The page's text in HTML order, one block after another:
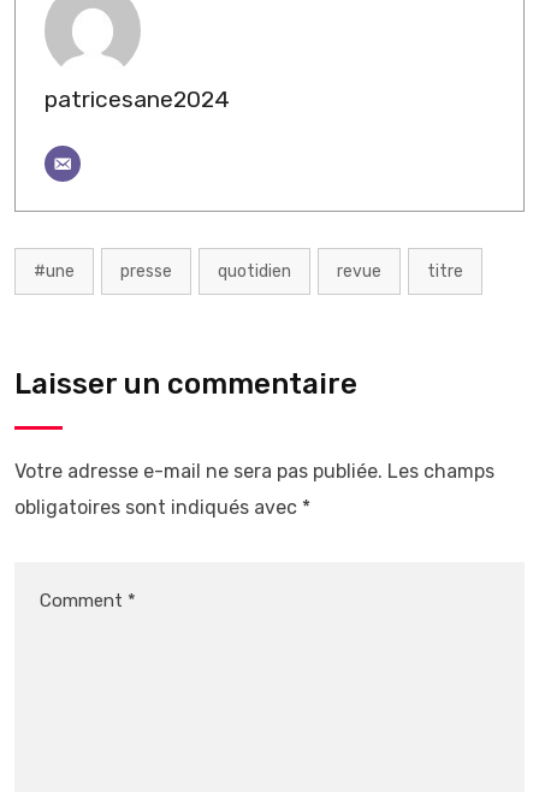
patricesane2024
#une presse quotidien revue titre
Laisser un commentaire
Votre adresse e-mail ne sera pas publiée. Les champs
obligatoires sont indiqués avec *